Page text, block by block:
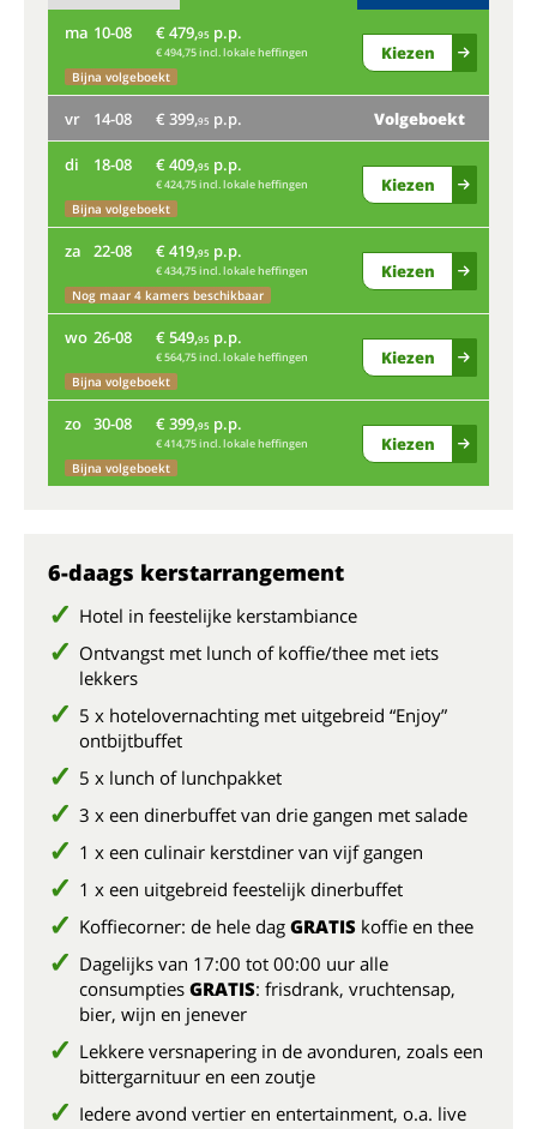
ma 10-08 € 479,95 p.p.
€ 494,75 incl. lokale heffingen
Bijna volgeboekt
Kiezen
vr 14-08 € 399,95 p.p. Volgeboekt
di 18-08 € 409,95 p.p.
€ 424,75 incl. lokale heffingen
Bijna volgeboekt
Kiezen
za 22-08 € 419,95 p.p.
€ 434,75 incl. lokale heffingen
Nog maar 4 kamers beschikbaar
Kiezen
wo 26-08 € 549,95 p.p.
€ 564,75 incl. lokale heffingen
Bijna volgeboekt
Kiezen
zo 30-08 € 399,95 p.p.
€ 414,75 incl. lokale heffingen
Bijna volgeboekt
Kiezen
6-daags kerstarrangement
Hotel in feestelijke kerstambiance
Ontvangst met lunch of koffie/thee met iets
lekkers
5 x hotelovernachting met uitgebreid “Enjoy”
ontbijtbuffet
5 x lunch of lunchpakket
3 x een dinerbuffet van drie gangen met salade
1 x een culinair kerstdiner van vijf gangen
1 x een uitgebreid feestelijk dinerbuffet
Koffiecorner: de hele dag GRATIS koffie en thee
Dagelijks van 17:00 tot 00:00 uur alle
consumpties GRATIS: frisdrank, vruchtensap,
bier, wijn en jenever
Lekkere versnapering in de avonduren, zoals een
bittergarnituur en een zoutje
Iedere avond vertier en entertainment, o.a. live